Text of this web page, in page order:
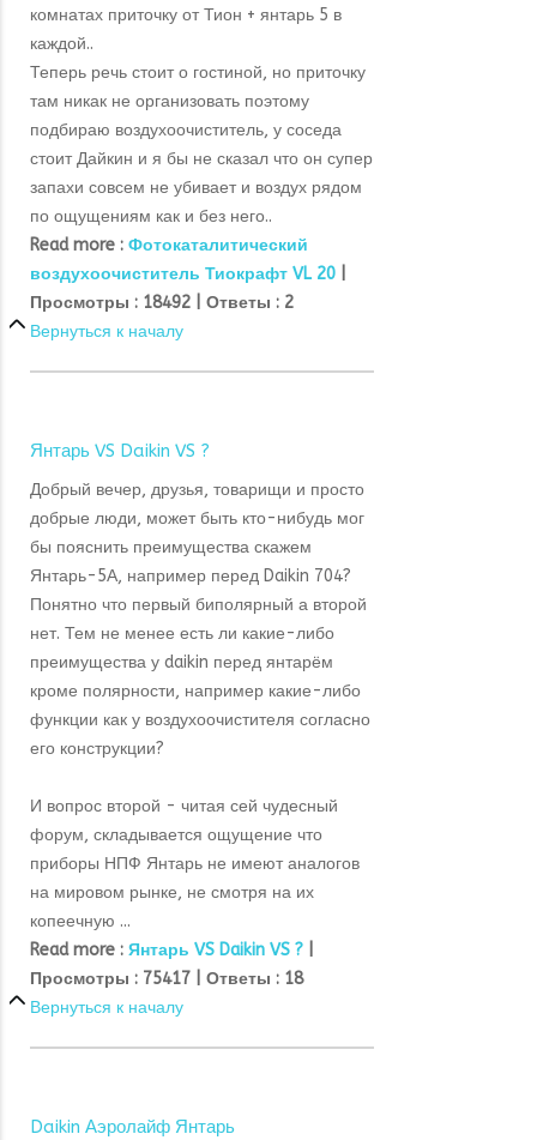
комнатах приточку от Тион + янтарь 5 в
каждой..
Теперь речь стоит о гостиной, но приточку
там никак не организовать поэтому
подбираю воздухоочиститель, у соседа
стоит Дайкин и я бы не сказал что он супер
запахи совсем не убивает и воздух рядом
по ощущениям как и без него..
Read more : Фотокаталитический
воздухоочиститель Тиокрафт VL 20
Просмотры : 18492 | Ответы : 2
Вернуться к началу
Янтарь VS Daikin VS ?
Добрый вечер, друзья, товарищи и просто
добрые люди, может быть кто-нибудь мог
бы пояснить преимущества скажем
Янтарь-5А, например перед Daikin 704?
Понятно что первый биполярный а второй
нет. Тем не менее есть ли какие-либо
преимущества у daikin перед янтарём
кроме полярности, например какие-либо
функции как у воздухоочистителя согласно
его конструкции?
И вопрос второй - читая сей чудесный
форум, складывается ощущение что
приборы НПФ Янтарь не имеют аналогов
на мировом рынке, не смотря на их
копеечную ...
Read more : Янтарь VS Daikin VS ?
Просмотры : 75417 | Ответы : 18
Вернуться к началу
Daikin Аэролайф Янтарь